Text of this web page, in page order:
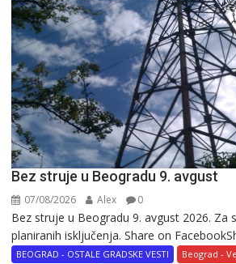
Bez struje u Beogradu 9. avgust
07/08/2026 Alex 0
Bez struje u Beogradu 9. avgust 2026. Za
planiranih isključenja. Share on
BEOGRAD - OSTALE GRADSKE VESTI
Beograd -